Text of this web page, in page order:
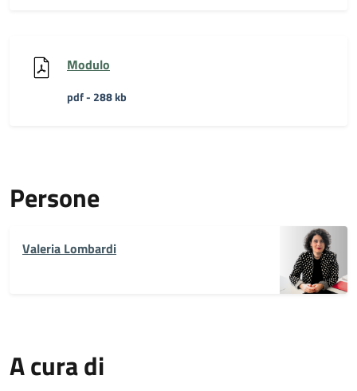
Modulo
pdf - 288 kb
Persone
Valeria Lombardi
A cura di